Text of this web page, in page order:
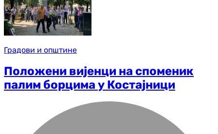
Градови и општине
Положени вијенци на споменик
палим борцима у Костајници